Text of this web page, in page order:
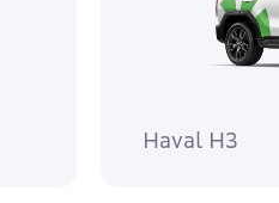
Haval H3